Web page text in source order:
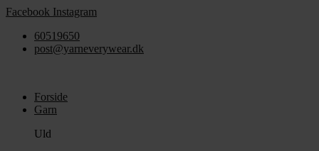
Videre
indhold
Facebook Instagram
60519650
post@yarneverywear.dk
Forside
Garn
Uld